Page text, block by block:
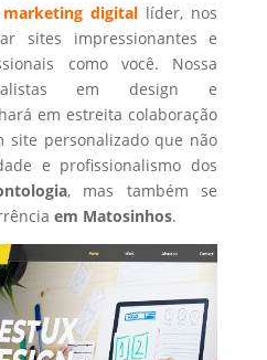
marketing digital líder, nos
sites impressionantes e
como você. Nossa
em design e
em estreita colaboração
site personalizado que não
e profissionalismo dos
, mas também se
em Matosinhos.